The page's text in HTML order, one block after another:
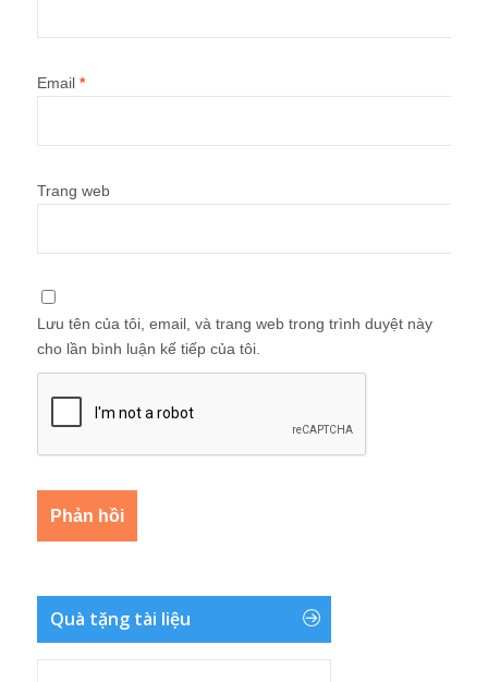
Email *
Trang web
Lưu tên của tôi, email, và trang web trong trình duyệt này
cho lần bình luận kế tiếp của tôi.
Quà tặng tài liệu